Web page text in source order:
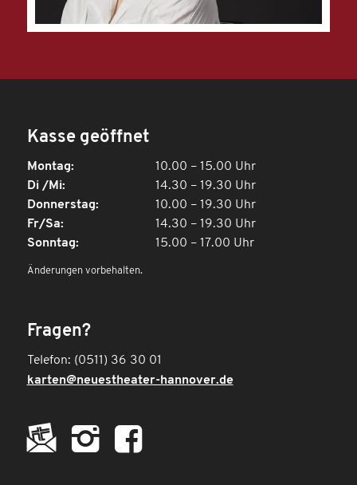
Kasse geöffnet
Montag:
10.00 – 15.00 Uhr
Di /Mi:
14.30 – 19.30 Uhr
Donnerstag:
10.00 – 19.30 Uhr
Fr/Sa:
14.30 – 19.30 Uhr
Sonntag:
15.00 – 17.00 Uhr
Änderungen vorbehalten.
Fragen?
Telefon: (0511) 36 30 01
karten@neuestheater-hannover.de